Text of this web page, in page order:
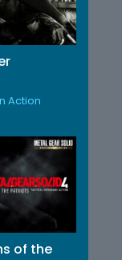
Action
of the